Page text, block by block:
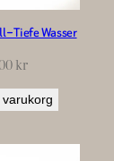
– Tiefe Wasser
kr